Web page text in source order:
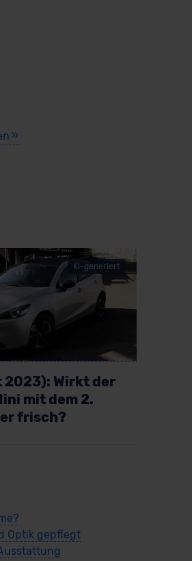
KI-generiert
2023): Wirkt der
mit dem 2.
frisch?
Optik gepflegt